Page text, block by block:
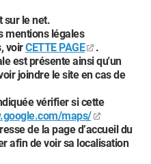
sur le net.
mentions légales
voirCETTE PAGE
.
est présente ainsi qu'un
joindre le site en cas de
vérifier si cette
maps/
de la page d’accueil du
afin de voir sa localisation